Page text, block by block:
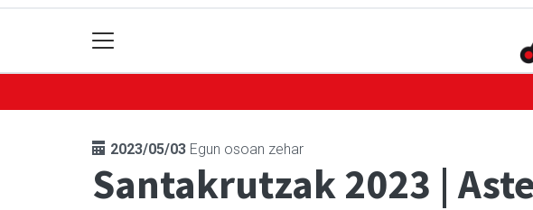
2023/05/03 Egun osoan zehar
Santakrutzak 2023 |